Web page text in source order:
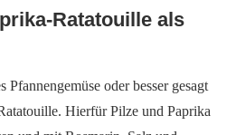
Ratatouille als
Pfannengemüse oder besser gesagt
Hierfür Pilze und Paprika